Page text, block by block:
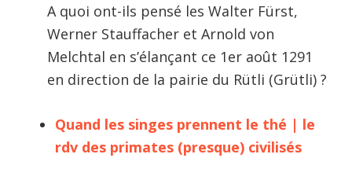
A quoi ont-ils pensé les Walter Fürst,
Werner Stauffacher et Arnold von
Melchtal en s’élançant ce 1er août 1291
en direction de la pairie du Rütli (Grütli) ?
Quand les singes prennent le thé | le
rdv des primates (presque) civilisés